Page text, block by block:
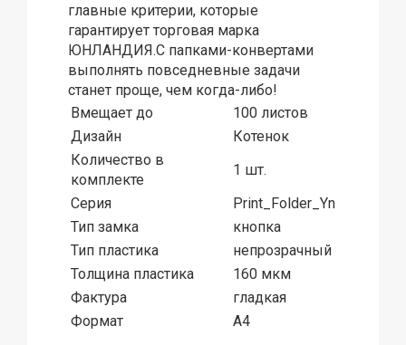
главные критерии, которые
гарантирует торговая марка
ЮНЛАНДИЯ.С папками-конвертами
выполнять повседневные задачи
станет проще, чем когда-либо!
Вмещает до
100 листов
Дизайн
Котенок
Количество в
комплекте
1 шт.
Серия
Print_Folder_Yn
Тип замка
кнопка
Тип пластика
непрозрачный
Толщина пластика
160 мкм
Фактура
гладкая
Формат
А4